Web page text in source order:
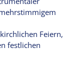
Feiern,
festlichen